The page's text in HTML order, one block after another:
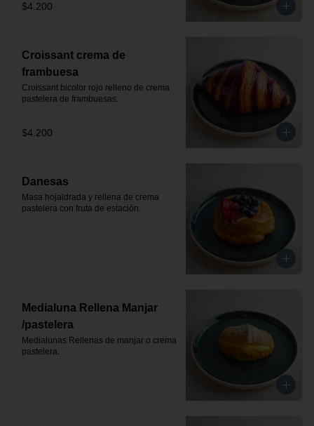
$4.200
Croissant crema de
frambuesa
Croissant bicolor rojo relleno de crema
pastelera de frambuesas.
$4.200
Danesas
Masa hojaldrada y rellena de crema
pastelera con fruta de estación.
Medialuna Rellena Manjar
/pastelera
Medialunas Rellenas de manjar o crema
pastelera.